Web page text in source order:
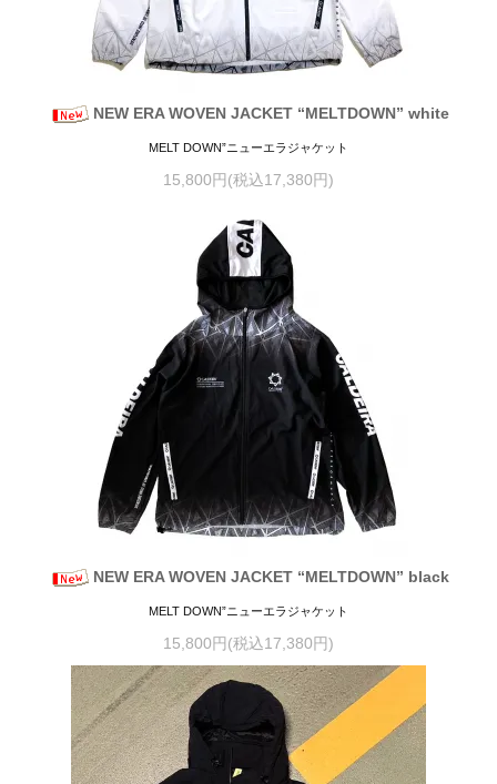
NEW ERA WOVEN JACKET “MELTDOWN” white
MELT DOWN”ニューエラジャケット
15,800円(税込17,380円)
NEW ERA WOVEN JACKET “MELTDOWN” black
MELT DOWN”ニューエラジャケット
15,800円(税込17,380円)